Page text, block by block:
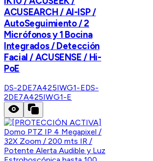
ACUSEARCH / AI-ISP /
AutoSeguimiento / 2
Micrófonos y 1 Bocina
Integrados / Detección
Facial / ACUSENSE / Hi-
PoE
DS-2DE7A425IWG1-EDS-
2DE7A425IWG1-E